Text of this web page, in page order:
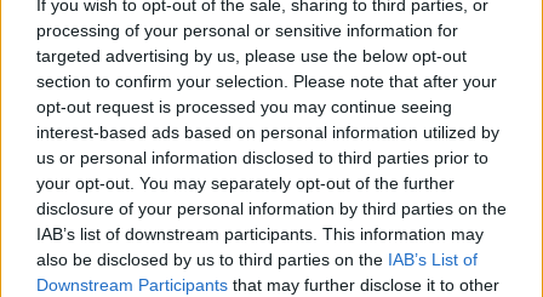
If you wish to opt-out of the sale, sharing to third parties, or
processing of your personal or sensitive information for
targeted advertising by us, please use the below opt-out
section to confirm your selection. Please note that after your
opt-out request is processed you may continue seeing
interest-based ads based on personal information utilized by
us or personal information disclosed to third parties prior to
your opt-out. You may separately opt-out of the further
disclosure of your personal information by third parties on the
IAB’s list of downstream participants. This information may
also be disclosed by us to third parties on the IAB’s List of
Downstream Participants that may further disclose it to other
զվարճալի չէ։
Ամեն դեպքում, սա այս «Վալիանտ Գարգուլներ»
տեսանյութի ավարտն է։ Շնորհակալություն
դիտելու համար։ Ավելի շատ տեսանյութերի
համար այցելեք ալիք կամ miklix.com կայքը։
Կարող եք նույնիսկ մտածել հրաշալի լինելու
մասին՝ սեղմելով «Լայք» կոճակը և
բաժանորդագրվելով։
Մինչև հաջորդ անգամ, զվարճացեք և ուրախ